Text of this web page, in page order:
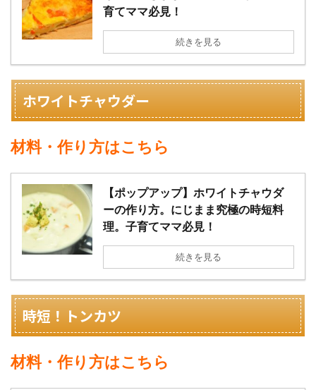
育てママ必見！
続きを見る
ホワイトチャウダー
材料・作り方はこちら
【ポップアップ】ホワイトチャウダ
ーの作り方。にじまま究極の時短料
理。子育てママ必見！
続きを見る
時短！トンカツ
材料・作り方はこちら